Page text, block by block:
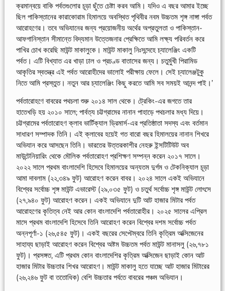
ক্রমান্বয়ে বাকি পর্বতগুলোর চূড়া ছুঁতে চেষ্টা করব আমি। যদিও এ বছর আমার ইচ্ছে
ছিল পাকিস্তানের কারাকোরাম হিমালয়ে অবস্থিত পৃথিবীর নবম উচ্চতম শৃঙ্গ নাঙ্গা পর্বত
আরোহণের। তবে অভিযানের জন্য প্রয়োজনীয় অর্থের অপ্রতুলতা ও পাকিস্তান-
আফগানিস্তান সীমান্তে বিদ্যমান উত্তেজনার প্রেক্ষিতে আমি লক্ষ্য পরিবর্তন করে
পাখির চোখ করেছি মাউন্ট মাকালুকে। মাউন্ট মাকালু নিঃসন্দেহে চ্যালেঞ্জিং একটি
পর্বত। এটি বিখ্যাত এর খাড়া ঢাল ও প্রচণ্ড বাতাসের জন্য। চতুর্মুখী পিরামিড
আকৃতির স্বতন্ত্র এই পর্বত আরোহীদের ভালোই পরীক্ষায় ফেলে। সেই চ্যালেঞ্জটুকু
নিতে আমি প্রস্তুত। নতুন আর চ্যালেঞ্জিং কিছু করতে আমি সব সময়ই আনন্দ পাই।’
পর্বতারোহণে বাবরের পথচলা শুরু ২০১৪ সাল থেকে। ট্রেকিং-এর জগতে তার
হাতেখড়ি হয় ২০১০ সালে; পার্বত্য চট্টগ্রামের নানান পাহাড়ে পথচলার মধ্য দিয়ে।
চট্টগ্রামের পর্বতারোহণ ক্লাব ভার্টিক্যাল ড্রিমার্স-এর প্রতিষ্ঠাতা সদস্য এবং বর্তমান
সাধারণ সম্পাদক তিনি। এই ক্লাবের হয়েই গত বারো বছর হিমালয়ের নানান শিখরে
অভিযান করে আসছেন তিনি। ভারতের উত্তরকাশীর নেহরু ইন্সটিটিউট অব
মাউন্টেনিয়ারিং থেকে মৌলিক পর্বতারোহণ প্রশিক্ষণ সম্পন্ন করেন ২০১৭ সালে।
২০২২ সালে প্রথম বাংলাদেশি হিসেবে হিমালয়ের অন্যতম দুর্গম ও টেকনিক্যাল চূড়া
আমা দাবলাম (২২,৩৪৯ ফুট) আরোহণ করেন বাবর। ২০২৪ সালে একই অভিযানে
বিশ্বের সর্বোচ্চ শৃঙ্গ মাউন্ট এভারেস্ট (২৯,০৩৫ ফুট) ও চতুর্থ সর্বোচ্চ শৃঙ্গ মাউন্ট লোৎসে
(২৭,৯৪০ ফুট) আরোহণ করেন। একই অভিযানে দুটি আট হাজার মিটার পর্বত
আরোহণের কৃতিত্ব নেই আর কোন বাংলাদেশি পর্বতারোহীর। ২০২৫ সালের এপ্রিল
মাসে প্রথম বাংলাদেশি হিসেবে তিনি আরোহণ করেন বিশ্বের দশম সর্বোচ্চ পর্বত
অন্নপূর্ণা-১ (২৬,৫৪৫ ফুট)। একই বছরের সেপ্টেম্বরে তিনি কৃত্রিম অক্সিজেনের
সাহায্য ছাড়াই আরোহণ করেন বিশ্বের অষ্টম উচ্চতম পর্বত মাউন্ট মানাসলু (২৬,৭৮১
ফুট)। প্রসঙ্গত, এটি প্রথম কোন বাংলাদেশির কৃত্রিম অক্সিজেন ছাড়াই কোন আট
হাজার মিটার উচ্চতার শিখর আরোহণ। মাউন্ট মাকালু হতে যাচ্ছে আট হাজার মিটারের
(২৬,২৪৬ ফুট বা ততোধিক) বেশি উচ্চতার পর্বতে বাবরের পঞ্চম অভিযান।